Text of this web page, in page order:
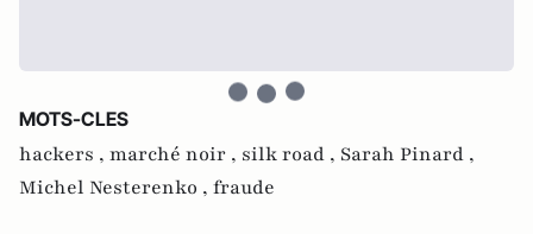
MOTS-CLES
hackers , marché noir , silk road , Sarah Pinard ,
Michel Nesterenko , fraude